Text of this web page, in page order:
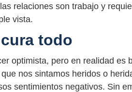
relaciones son trabajo y
vista.
todo
optimista, pero en realidad es
nos sintamos heridos o
sentimientos negativos. Sin